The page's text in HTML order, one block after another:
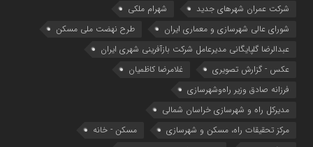
شرکت عمران شهرهای جدید
شهرام ملکی
شوراي عالي شهرسازی و معماري ايران
طرح نهضت ملی مسکن
عبدالرضا گلپایگانی مدیرعامل شرکت بازآفرینی شهری ایران
عکس - گزارش تصویری
غلامرضا کاظمیان
فرزانه صادق وزیر راه‌وشهرسازی
مدیرکل راه و شهرسازی خراسان شمالی
مرکز تحقیقات راه، مسکن و شهرسازی
مسکن - خانه